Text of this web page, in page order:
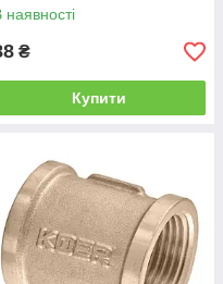
наявності
₴
Купити